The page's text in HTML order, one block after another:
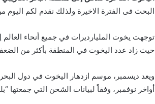
البحث فى الفترة الاخيرة ولذلك نقدم لكم اليوم
توجهت يخوت المليارديرات في جميع أنحاء
حيث زاد عدد اليخوت في المنطقة بأكثر من
أواخر نوفمبر، وفقاً لبيانات الشحن التي جمعتها